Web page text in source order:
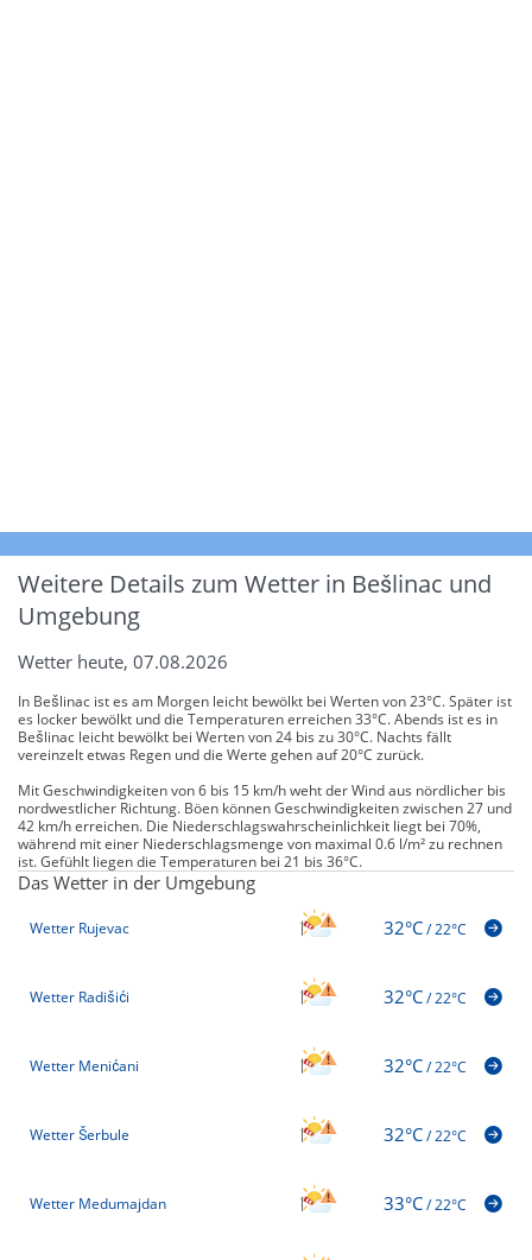
Weitere Details zum Wetter in Bešlinac und
Umgebung
Wetter heute, 07.08.2026
In Bešlinac ist es am Morgen leicht bewölkt bei Werten von 23°C. Später ist
es locker bewölkt und die Temperaturen erreichen 33°C. Abends ist es in
Bešlinac leicht bewölkt bei Werten von 24 bis zu 30°C. Nachts fällt
vereinzelt etwas Regen und die Werte gehen auf 20°C zurück.
Mit Geschwindigkeiten von 6 bis 15 km/h weht der Wind aus nördlicher bis
nordwestlicher Richtung. Böen können Geschwindigkeiten zwischen 27 und
42 km/h erreichen. Die Niederschlagswahrscheinlichkeit liegt bei 70%,
während mit einer Niederschlagsmenge von maximal 0.6 l/m² zu rechnen
ist. Gefühlt liegen die Temperaturen bei 21 bis 36°C.
Das Wetter in der Umgebung
Wetter Rujevac 32°C/22°C
Wetter Radišići 32°C/22°C
Wetter Menićani 32°C/22°C
Wetter Šerbule 32°C/22°C
Wetter Medumajdan 33°C/22°C